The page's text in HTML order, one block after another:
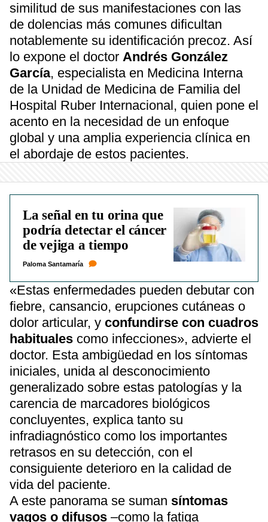
similitud de sus manifestaciones con las
de dolencias más comunes dificultan
notablemente su identificación precoz. Así
lo expone el doctor Andrés González
García, especialista en Medicina Interna
de la Unidad de Medicina de Familia del
Hospital Ruber Internacional, quien pone el
acento en la necesidad de un enfoque
global y una amplia experiencia clínica en
el abordaje de estos pacientes.
La señal en tu orina que
podría detectar el cáncer
de vejiga a tiempo
Paloma Santamaría
«Estas enfermedades pueden debutar con
fiebre, cansancio, erupciones cutáneas o
dolor articular, y confundirse con cuadros
habituales como infecciones», advierte el
doctor. Esta ambigüedad en los síntomas
iniciales, unida al desconocimiento
generalizado sobre estas patologías y la
carencia de marcadores biológicos
concluyentes, explica tanto su
infradiagnóstico como los importantes
retrasos en su detección, con el
consiguiente deterioro en la calidad de
vida del paciente.
A este panorama se suman síntomas
vagos o difusos –como la fatiga